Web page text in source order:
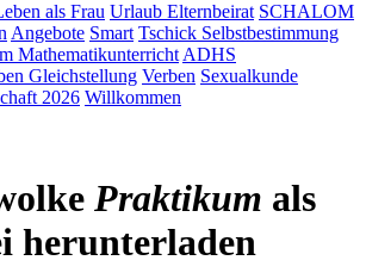
als Frau Urlaub Elternbeirat SCHALOM
Angebote Smart Tschick Selbstbestimmung
Mathematikunterricht ADHS
Gleichstellung Verben Sexualkunde
2026 Willkommen
Praktikum als
herunterladen